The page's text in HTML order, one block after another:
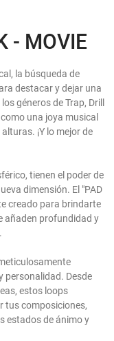
- MOVIE
la búsqueda de
destacar y dejar una
géneros de Trap, Drill
una joya musical
¡Y lo mejor de
tienen el poder de
dimensión. El "PAD
creado para brindarte
añaden profundidad y
personalidad. Desde
estos loops
tus composiciones,
estados de ánimo y